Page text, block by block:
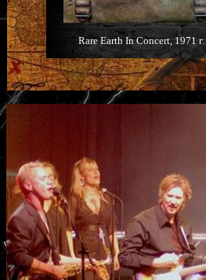
Rare Earth In Concert, 1971 г.